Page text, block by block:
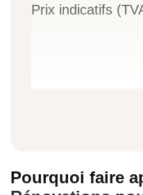
Prix indicatifs
Pourquoi faire